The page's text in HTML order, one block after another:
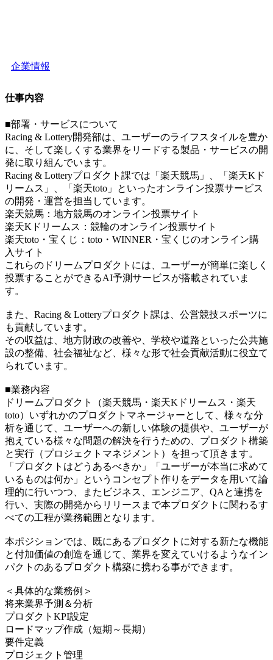
企業情報
仕事内容
■部署・サービスについて
Racing & Lottery開発部は、ユーザーのライフスタイルを豊か
に、そして楽しくする業界をリードする製品・サービスの開
発に取り組んでいます。
Racing & Lotteryプロダクト課では「楽天競馬」、「楽天Kド
リームス」、「楽天toto」といったオンライン投票サービス
の開発・運営を担当しています。
楽天競馬：地方競馬のオンライン投票サイト
楽天Kドリームス：競輪のオンライン投票サイト
楽天toto・宝くじ：toto・WINNER・宝くじのオンライン購
入サイト
これらのドリームプロダクトには、ユーザーが簡単に楽しく
投票することができるAI予測サービスが搭載されていま
す。
また、Racing & Lotteryプロダクト課は、公営競技スポーツに
も貢献しています。
その収益は、地方財政の改善や、学校や道路といった公共施
設の整備、社会福祉など、様々な形で社会貢献活動に役立て
られています。
■業務内容
ドリームプロダクト（楽天競馬・楽天Kドリームス・楽天
toto）いずれかのプロダクトマネージャーとして、様々な分
析を通じて、ユーザーへの新しい体験の提供や、ユーザーが
抱えている様々な問題の解決を行うための、プロダクト構築
と実行（プロジェクトマネジメント）を担って頂きます。
「プロダクトはどうあるべきか」「ユーザーが本当に求めて
いるものは何か」というコンセプト作りをデータを用いて論
理的に行いつつ、またビジネス、エンジニア、QAと連携を
行い、実際の開発からリリースまで本プロダクトに関わるす
べての工程が業務範囲となります。
本ポジションでは、既にあるプロダクトに対する新たな機能
と付加価値の創造を通じて、業界を変えていけるようなイン
パクトのあるプロダクト構築に携わる事ができます。
＜具体的な業務例＞
将来業界予測＆分析
プロダクトKPI設定
ロードマップ作成（短期～長期）
要件定義
プロジェクト管理